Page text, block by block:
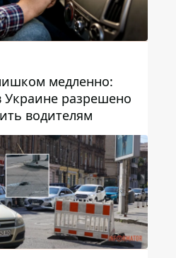
медленно:
Украине разрешено
водителям